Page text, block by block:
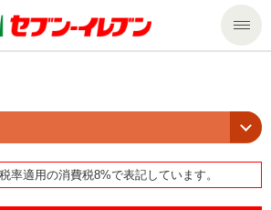
ン
率適用の消費税8%で表記しています。